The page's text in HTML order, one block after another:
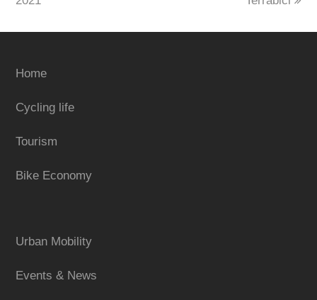
Home
Cycling life
Tourism
Bike Economy
Urban Mobility
Events & News